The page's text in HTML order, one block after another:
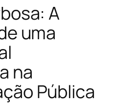
A
uma
na
Pública